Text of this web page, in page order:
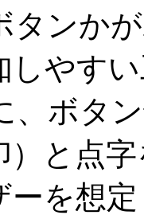
タンか
しやす
、ボタ
）と点
ーを想